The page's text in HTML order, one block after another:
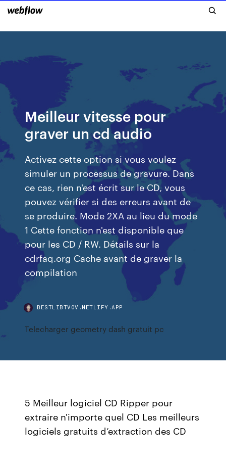
Meilleur vitesse pour
graver un cd audio
Activez cette option si vous voulez
simuler un processus de gravure. Dans
ce cas, rien n'est écrit sur le CD, vous
pouvez vérifier si des erreurs avant de
se produire. Mode 2XA au lieu du mode
1 Cette fonction n'est disponible que
pour les CD / RW. Détails sur la
cdrfaq.org Cache avant de graver la
compilation
BESTLIBTVOV.NETLIFY.APP
Telecharger geometry dash gratuit pc
5 Meilleur logiciel CD Ripper pour
extraire n'importe quel CD Les meilleurs
logiciels gratuits d’extraction des CD